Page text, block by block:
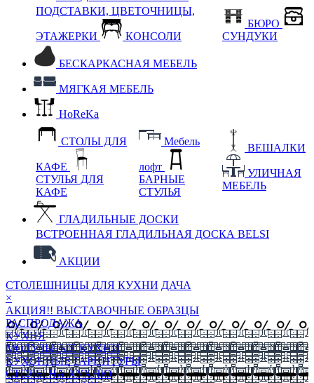
ПОДСТАВКИ, ЦВЕТОЧНИЦЫ,
ЭТАЖЕРКИ КОНСОЛИ
БЮРО
СУНДУКИ
БЕСКАРКАСНАЯ МЕБЕЛЬ
МЯГКАЯ МЕБЕЛЬ
HoReKa
СТОЛЫ ДЛЯ
КАФЕ
СТУЛЬЯ ДЛЯ
КАФЕ
Мебель
лофт
БАРНЫЕ
СТУЛЬЯ
ВЕШАЛКИ
УЛИЧНАЯ
МЕБЕЛЬ
ГЛАДИЛЬНЫЕ ДОСКИ
ВСТРОЕННАЯ ГЛАДИЛЬНАЯ ДОСКА BELSI
АКЦИИ
СТОЛЕШНИЦЫ ДЛЯ КУХНИ ДАЧА
×
АКЦИЯ!! ВЫСТАВОЧНЫЕ ОБРАЗЦЫ
РАСПРОДАЖА
КУХНЯ
МОДУЛЬНЫЕ КУХНИ
КУХОННЫЕ ГАРНИТУРЫ
СТОЛЫ НА КУХНЮ